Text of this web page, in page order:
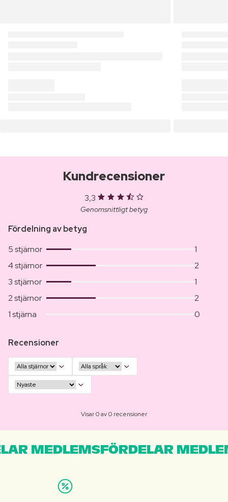
Kundrecensioner
3,3
Genomsnittligt betyg
Fördelning av betyg
5 stjärnor
1
4 stjärnor
2
3 stjärnor
1
2 stjärnor
2
1 stjärna
0
Recensioner
Visar 0 av 0 recensioner
MEDLEMSFÖRDELAR